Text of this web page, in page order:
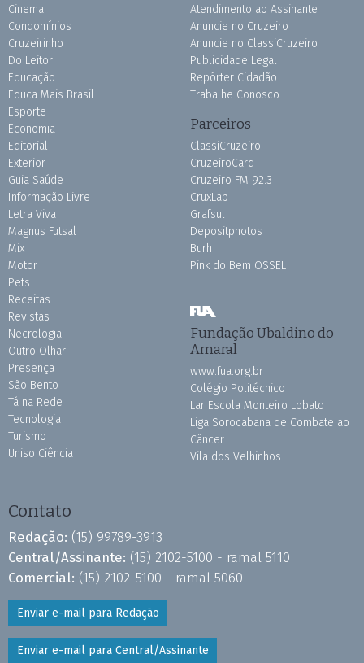
Cinema
Condomínios
Cruzeirinho
Do Leitor
Educação
Educa Mais Brasil
Esporte
Economia
Editorial
Exterior
Guia Saúde
Informação Livre
Letra Viva
Magnus Futsal
Mix
Motor
Pets
Receitas
Revistas
Necrologia
Outro Olhar
Presença
São Bento
Tá na Rede
Tecnologia
Turismo
Uniso Ciência
Atendimento ao Assinante
Anuncie no Cruzeiro
Anuncie no ClassiCruzeiro
Publicidade Legal
Repórter Cidadão
Trabalhe Conosco
Parceiros
ClassiCruzeiro
CruzeiroCard
Cruzeiro FM 92.3
CruxLab
Grafsul
Depositphotos
Burh
Pink do Bem OSSEL
Fundação Ubaldino do
Amaral
www.fua.org.br
Colégio Politécnico
Lar Escola Monteiro Lobato
Liga Sorocabana de Combate ao
Câncer
Vila dos Velhinhos
Contato
Redação: (15) 99789-3913
Central/Assinante: (15) 2102-5100 - ramal 5110
Comercial: (15) 2102-5100 - ramal 5060
Enviar e-mail para Redação
Enviar e-mail para Central/Assinante